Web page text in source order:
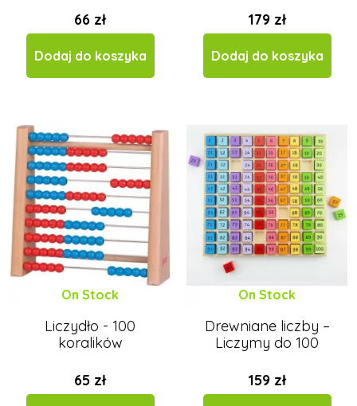
66 zł
Dodaj do koszyka
179 zł
Dodaj do koszyka
On Stock
Liczydło - 100
koralików
65 zł
On Stock
Drewniane liczby –
Liczymy do 100
159 zł